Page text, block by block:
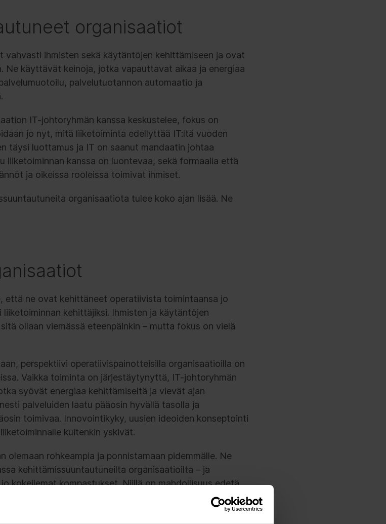
organisaatiot
ihmisten sekä käytäntöjen kehittämiseen ja ovat
Ne käyttävät keinoja, jotka vapauttavat aikaa ja energiaa
palvelutuotannon automaatio ja
IT-johtoryhmän kanssa keskustelee, fokus on
jo nyt, mitä liiketoiminta edellyttää IT:ltä vuoden
täysi luottamus ja IT on saanut mandaatin johtaa
liiketoiminnan kanssa on luontevaa, sekä formaalia että
ja oikeissa rooleissa toimivat ihmiset.
organisaatiota tulee koko ajan lisää. Ne
että ne ovat kehittäneet operatiivista toimintaansa jo
kehittäjiksi. Ihmisten ja käytäntöjen
ollaan viemässä eteenpäinkin – mutta fokus on vielä
perspektiivi operatiivispainotteisilla organisaatioilla on
Vaikka toiminta on järjestäytynyttä, IT-johtoryhmän
syövät energiaa kehittämiseltä ja vievät ajan
palveluiden laatu pääosin hyvällä tasolla ja
toimivaa. Innovointikyky, uusien ideoiden konseptointi
kuitenkin yskivät.
olemaan rohkeampia ja ponnistamaan pidemmälle. Ne
kehittämissuuntautuneilta organisaatioilta – ja
kokeilemat kompastukset. Niillä on mahdollisuus edetä